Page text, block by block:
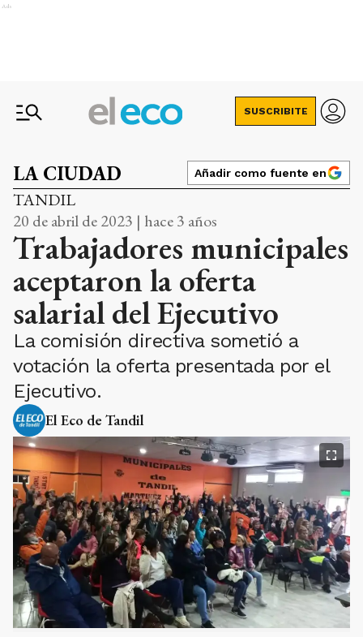
Ads
SUSCRIBITE
LA CIUDAD Añadir como fuente en
TANDIL
20 de abril de 2023 | hace 3 años
Trabajadores municipales
aceptaron la oferta
salarial del Ejecutivo
La comisión directiva sometió a
votación la oferta presentada por el
Ejecutivo.
El Eco de Tandil